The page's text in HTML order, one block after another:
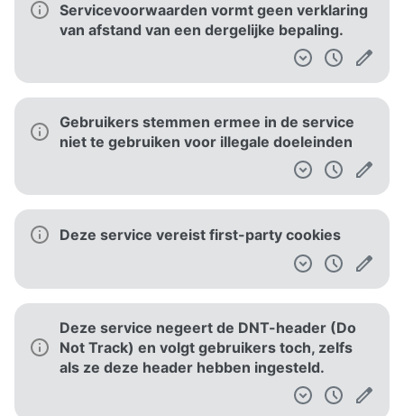
Servicevoorwaarden vormt geen verklaring
van afstand van een dergelijke bepaling.
Gebruikers stemmen ermee in de service
niet te gebruiken voor illegale doeleinden
Deze service vereist first-party cookies
Deze service negeert de DNT-header (Do
Not Track) en volgt gebruikers toch, zelfs
als ze deze header hebben ingesteld.